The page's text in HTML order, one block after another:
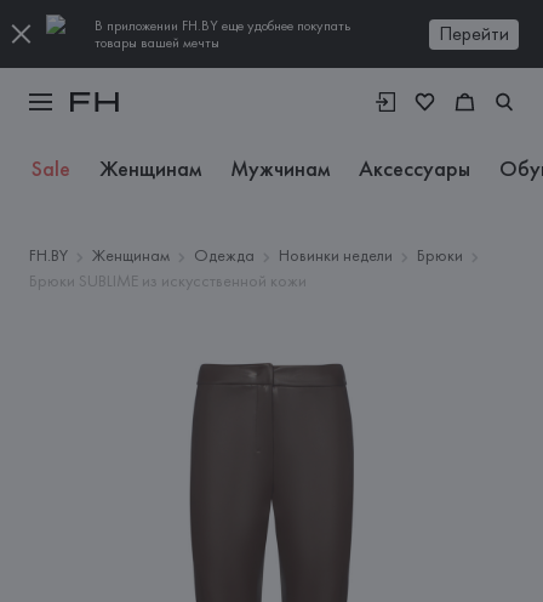
В приложении FH.BY еще удобнее покупать
товары вашей мечты
Перейти
Sale Женщинам Мужчинам Аксессуары
FH.BY Женщинам Одежда Новинки недели
Брюки
Брюки SUBLIME из искусственной кожи